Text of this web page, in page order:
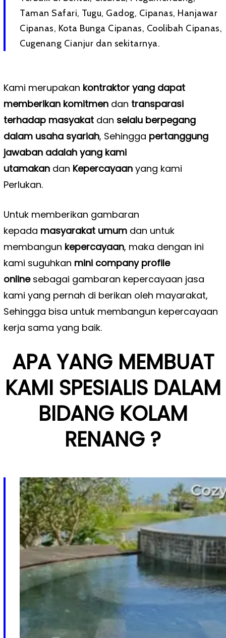
Taman Safari, Tugu, Gadog, Cipanas, Hanjawar
Cipanas, Kota Bunga Cipanas, Coolibah Cipanas,
Cugenang Cianjur dan sekitarnya.
Kami merupakan kontraktor yang dapat
memberikan komitmendan transparasi
terhadap masyakatdan selalu berpegang
dalam usaha syariah, Sehingga pertanggung
jawaban adalah yang kami
utamakandan Kepercayaanyang kami
Perlukan.
Untuk memberikan gambaran
kepada masyarakat umumdan untuk
membangun kepercayaan, maka dengan ini
kami suguhkan mini company profile
onlinesebagai gambaran kepercayaan jasa
kami yang pernah di berikan oleh mayarakat,
Sehingga bisa untuk membangun kepercayaan
kerja sama yang baik.
APA YANG MEMBUAT
KAMI SPESIALIS DALAM
BIDANG KOLAM
RENANG ?